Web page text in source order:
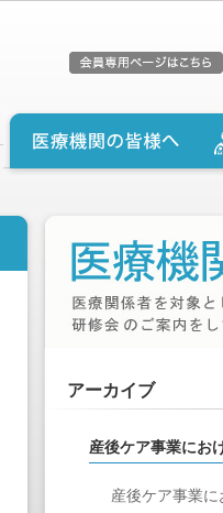
アーカイブ
産後ケア事業にお
産後ケア事業